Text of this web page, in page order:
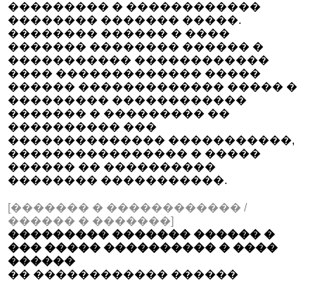
��������� � ������������
�������� ������� �����.
�������� ������ � ����
������� �������� ������ �
����������� ������������
���� ������������� �����
������ ������������� ����� �
��������� ������������
������� � ��������� ��
���������� ���
�������������� �����������,
���������������� � �����
������ �� ����������
�������� �����������.
[������� � ������������ /
������ � �������]
��������� ������� ������ �
��� ����� ���������� � ����
������
�� ������������ ������